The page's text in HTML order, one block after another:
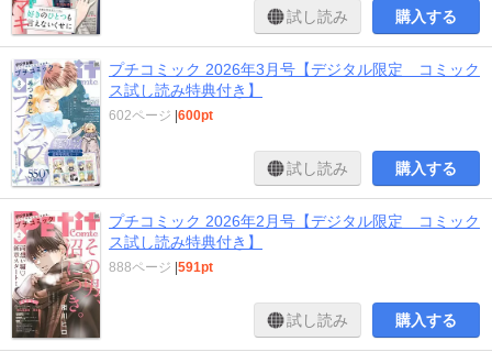
試し読み 購入する
プチコミック 2026年3月号【デジタル限定 コミック
ス試し読み特典付き】
602ページ 600pt
試し読み 購入する
プチコミック 2026年2月号【デジタル限定 コミック
ス試し読み特典付き】
888ページ 591pt
試し読み 購入する